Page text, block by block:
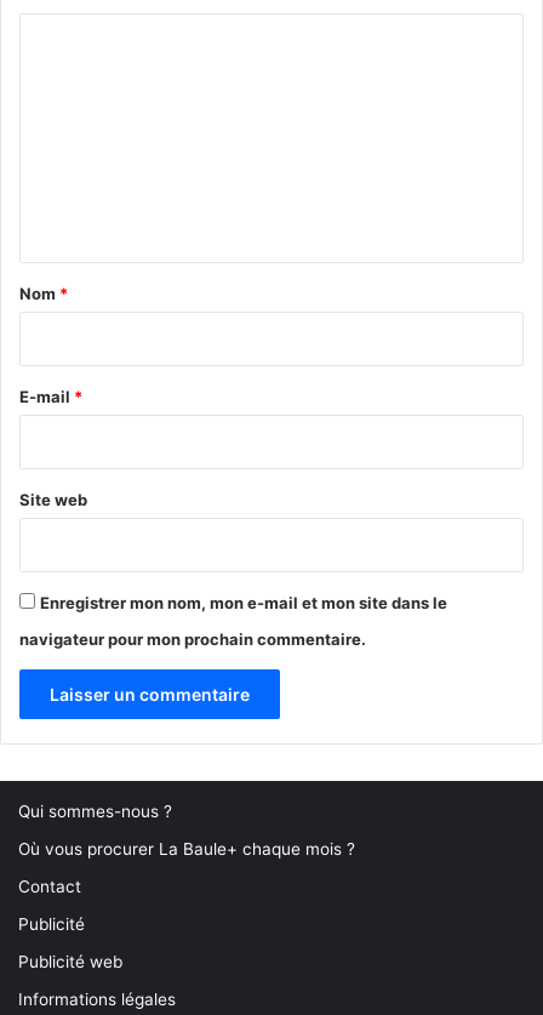
a
e
Nom *
E-mail *
Site web
Enregistrer mon nom, mon e-mail et mon site dans le
navigateur pour mon prochain commentaire.
Qui sommes-nous ?
Où vous procurer La Baule+ chaque mois ?
Contact
Publicité
Publicité web
Informations légales